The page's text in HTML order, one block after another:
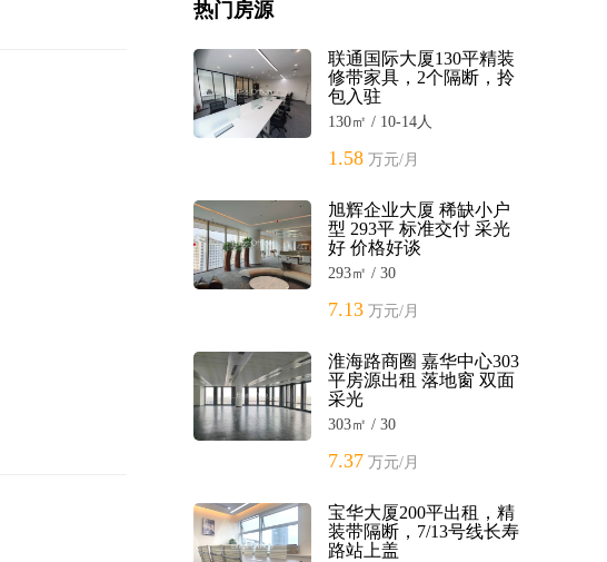
热门房源
联通国际大厦130平精装
修带家具，2个隔断，拎
包入驻
130㎡ / 10-14人
1.58 万元/月
旭辉企业大厦 稀缺小户
型 293平 标准交付 采光
好 价格好谈
293㎡ / 30
7.13 万元/月
淮海路商圈 嘉华中心303
平房源出租 落地窗 双面
采光
303㎡ / 30
7.37 万元/月
宝华大厦200平出租，精
装带隔断，7/13号线长寿
路站上盖